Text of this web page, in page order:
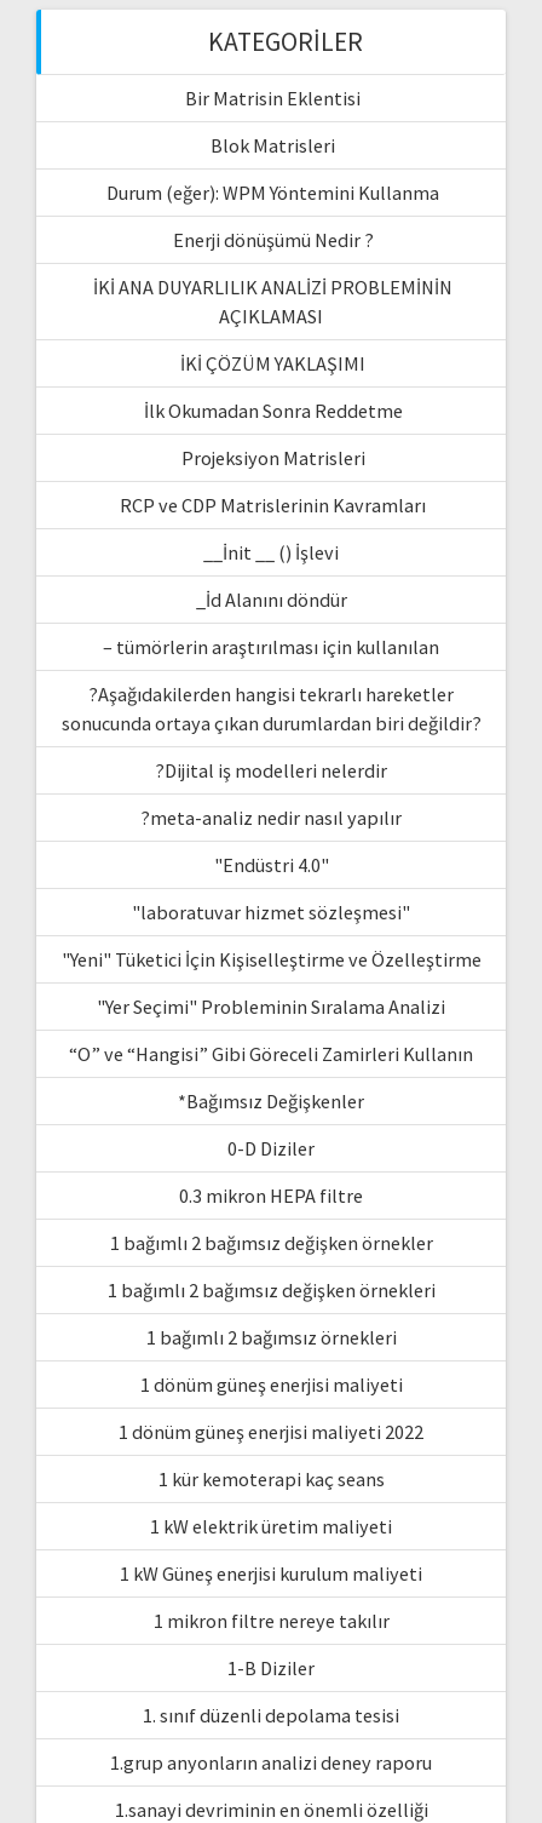
KATEGORILER
Bir Matrisin Eklentisi
Blok Matrisleri
Durum (eğer): WPM Yöntemini Kullanma
Enerji dönüşümü Nedir ?
İKİ ANA DUYARLILIK ANALİZİ PROBLEMİNİN
AÇIKLAMASI
İKİ ÇÖZÜM YAKLAŞIMI
İlk Okumadan Sonra Reddetme
Projeksiyon Matrisleri
RCP ve CDP Matrislerinin Kavramları
__İnit __ () İşlevi
_İd Alanını döndür
– tümörlerin araştırılması için kullanılan
?Aşağıdakilerden hangisi tekrarlı hareketler
sonucunda ortaya çıkan durumlardan biri değildir?
?Dijital iş modelleri nelerdir
?meta-analiz nedir nasıl yapılır
"Endüstri 4.0"
"laboratuvar hizmet sözleşmesi"
"Yeni" Tüketici İçin Kişiselleştirme ve Özelleştirme
"Yer Seçimi" Probleminin Sıralama Analizi
“O” ve “Hangisi” Gibi Göreceli Zamirleri Kullanın
*Bağımsız Değişkenler
0-D Diziler
0.3 mikron HEPA filtre
1 bağımlı 2 bağımsız değişken örnekler
1 bağımlı 2 bağımsız değişken örnekleri
1 bağımlı 2 bağımsız örnekleri
1 dönüm güneş enerjisi maliyeti
1 dönüm güneş enerjisi maliyeti 2022
1 kür kemoterapi kaç seans
1 kW elektrik üretim maliyeti
1 kW Güneş enerjisi kurulum maliyeti
1 mikron filtre nereye takılır
1-B Diziler
1. sınıf düzenli depolama tesisi
1.grup anyonların analizi deney raporu
1.sanayi devriminin en önemli özelliği